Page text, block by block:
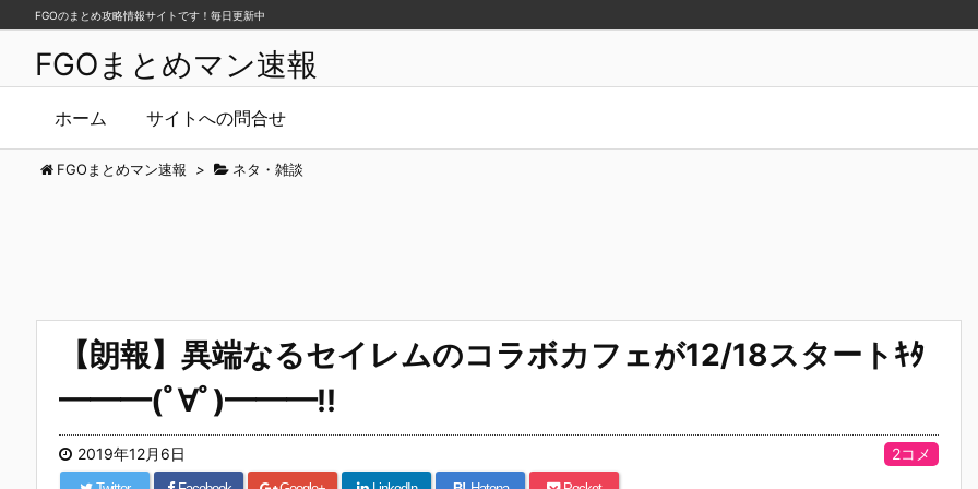
FGOまとめマン速報
ホーム サイトへの問合せ
FGOのまとめ攻略情報サイトです！毎日更新中
FGOまとめマン速報 > ネタ・雑談
【朗報】異端なるセイレムのコラボカフェが12/18スタートｷﾀ
━━━(ﾟ∀ﾟ)━━━!!
2019年12月6日 2コメ